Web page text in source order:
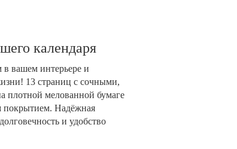
календаря
в вашем интерьере и
13 страниц с сочными,
плотной мелованной бумаге
покрытием. Надёжная
и удобство